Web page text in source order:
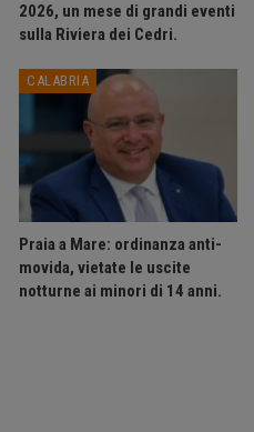
2026, un mese di grandi eventi
sulla Riviera dei Cedri.
CALABRIA
Praia a Mare: ordinanza anti-
movida, vietate le uscite
notturne ai minori di 14 anni.